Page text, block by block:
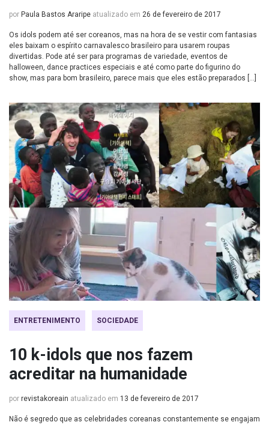
por Paula Bastos Araripe atualizado em 26 de fevereiro de 2017
Os idols podem até ser coreanos, mas na hora de se vestir com fantasias
eles baixam o espírito carnavalesco brasileiro para usarem roupas
divertidas. Pode até ser para programas de variedade, eventos de
halloween, dance practices especiais e até como parte do figurino do
show, mas para bom brasileiro, parece mais que eles estão preparados […]
ENTRETENIMENTO SOCIEDADE
10 k-idols que nos fazem
acreditar na humanidade
por revistakoreain atualizado em 13 de fevereiro de 2017
Não é segredo que as celebridades coreanas constantemente se engajam